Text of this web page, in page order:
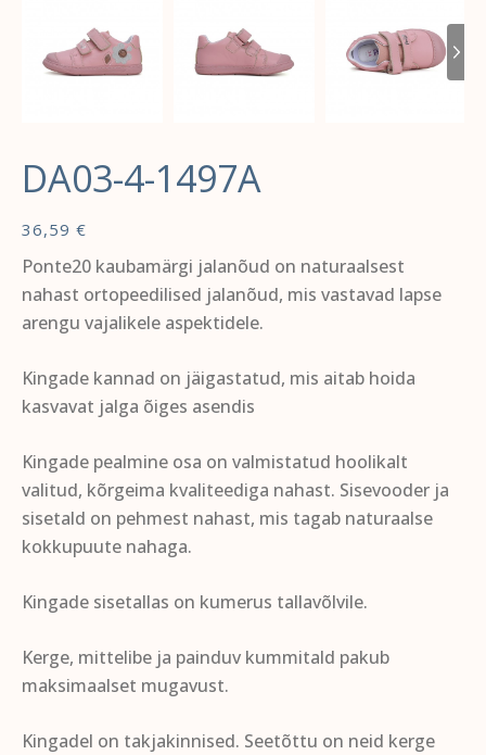
DA03-4-1497A
36,59 €
Ponte20 kaubamärgi jalanõud on naturaalsest
nahast ortopeedilised jalanõud, mis vastavad lapse
arengu vajalikele aspektidele.
Kingade kannad on jäigastatud, mis aitab hoida
kasvavat jalga õiges asendis
Kingade pealmine osa on valmistatud hoolikalt
valitud, kõrgeima kvaliteediga nahast. Sisevooder ja
sisetald on pehmest nahast, mis tagab naturaalse
kokkupuute nahaga.
Kingade sisetallas on kumerus tallavõlvile.
Kerge, mittelibe ja painduv kummitald pakub
maksimaalset mugavust.
Kingadel on takjakinnised. Seetõttu on neid kerge